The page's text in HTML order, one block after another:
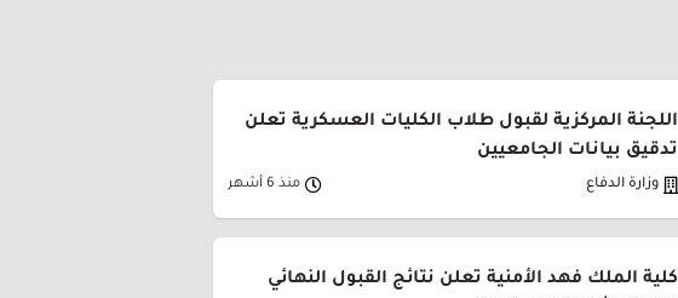
اللجنة المركزية لقبول طلاب الكليات العسكرية تعلن
تدقيق بيانات الجامعيين
وزارة الدفاع منذ 6 أشهر
كلية الملك فهد الأمنية تعلن نتائج القبول النهائي